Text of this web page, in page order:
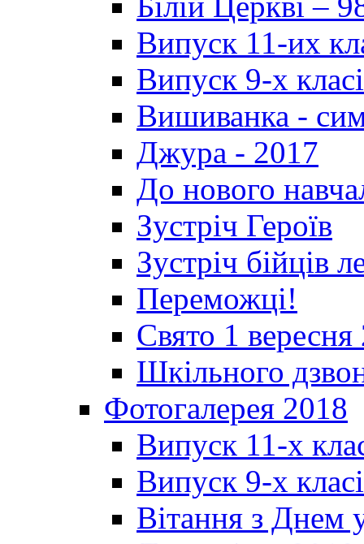
Випуск 11-их
Випуск 9-х
Вишиванка -
Джура - 2017
До нового
Зустріч Героїв
Зустріч бійців
Переможці!
Свято 1 вересня
Шкільного
Фотогалерея 2018
Випуск 11-х
Випуск 9-х
Вітання з Днем